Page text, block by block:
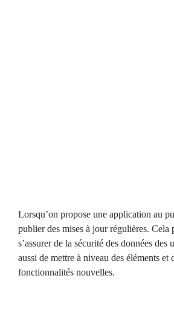
Lorsqu’on propose une application au
publier des mises à jour régulières. Cela
s’assurer de la sécurité des données des
aussi de mettre à niveau des éléments et
fonctionnalités nouvelles.